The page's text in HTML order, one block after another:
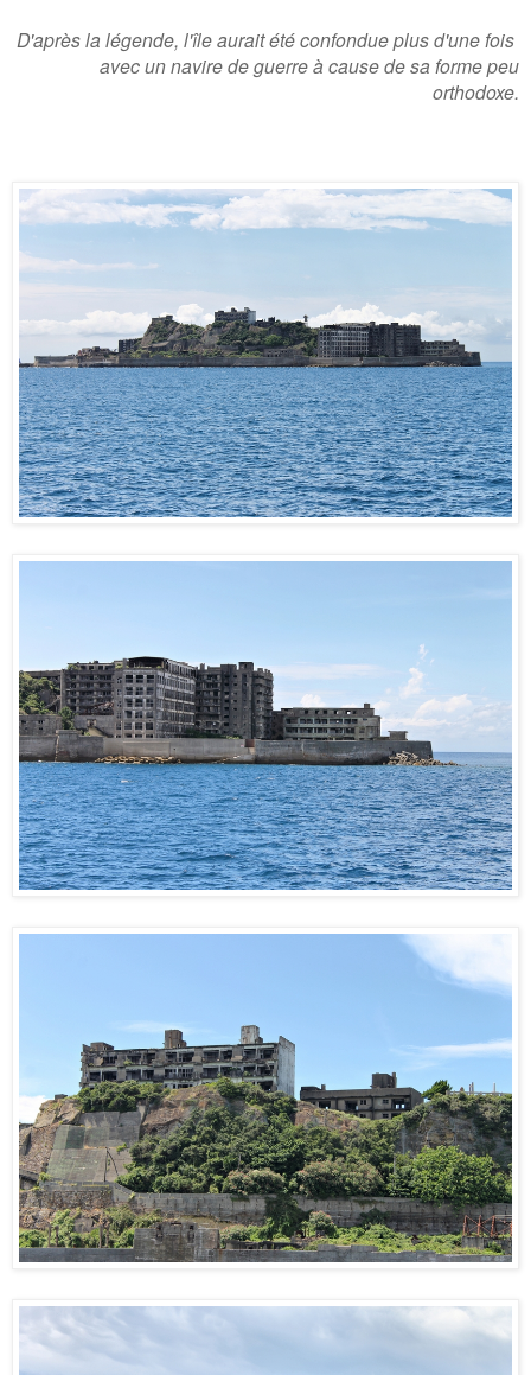
D'après la légende, l'île aurait été confondue plus d'une fois
avec un navire de guerre à cause de sa forme peu
orthodoxe.